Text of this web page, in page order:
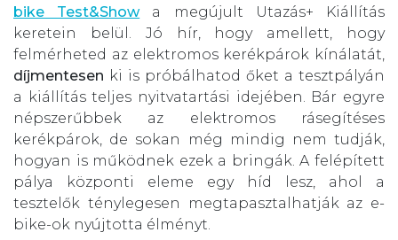
bike Test&Showa megújult Utazás+ Kiállítás
keretein belül. Jó hír, hogy amellett, hogy
felmérheted az elektromos kerékpárok kínálatát,
díjmentesen ki is próbálhatod őket a tesztpályán
a kiállítás teljes nyitvatartási idejében. Bár egyre
népszerűbbek az elektromos rásegítéses
kerékpárok, de sokan még mindig nem tudják,
hogyan is működnek ezek a bringák. A felépített
pálya központi eleme egy híd lesz, ahol a
tesztelők ténylegesen megtapasztalhatják az e-
bike-ok nyújtotta élményt.